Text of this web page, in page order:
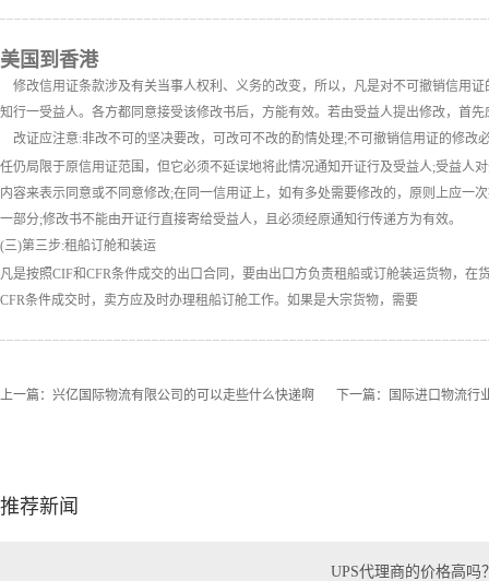
美国到香港
修改信用证条款涉及有关当事人权利、义务的改变，所以，凡是对不可撤销信用
知行一受益人。各方都同意接受该修改书后，方能有效。若由受益人提出修改，首
改证应注意:非改不可的坚决要改，可改可不改的酌情处理;不可撤销信用证的修改
任仍局限于原信用证范围，但它必须不延误地将此情况通知开证行及受益人;受益人
内容来表示同意或不同意修改;在同一信用证上，如有多处需要修改的，原则上应
一部分;修改书不能由开证行直接寄给受益人，且必须经原通知行传递方为有效。
(三)第三步:租船订舱和装运
凡是按照CIF和CFR条件成交的出口合同，要由出口方负责租船或订舱装运货物，
CFR条件成交时，卖方应及时办理租船订舱工作。如果是大宗货物，需要
上一篇： 兴亿国际物流有限公司的可以走些什么快递啊 下一篇： 国际进口物流行
推荐新闻
UPS代理商的价格高吗